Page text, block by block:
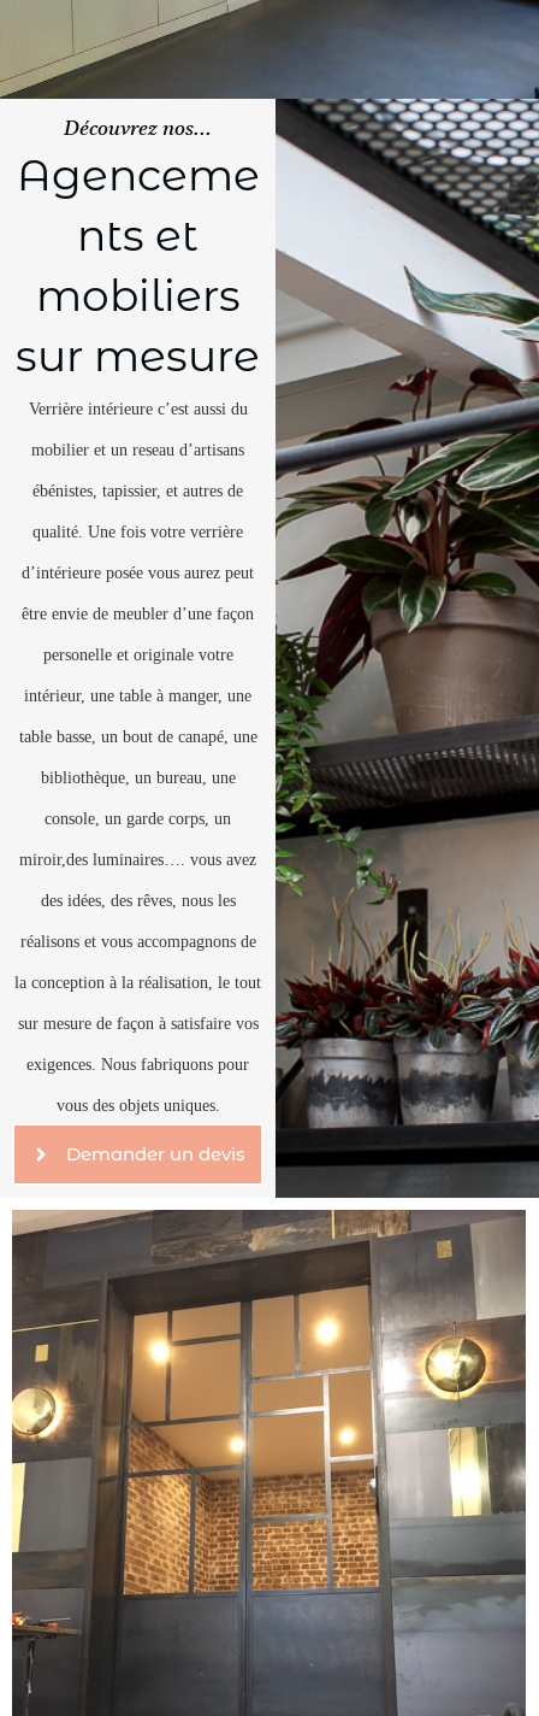
Découvrez nos...
Agenceme
nts et
mobiliers
sur mesure
Verrière intérieure c’est aussi du
mobilier et un reseau d’artisans
ébénistes, tapissier, et autres de
qualité. Une fois votre verrière
d’intérieure posée vous aurez peut
être envie de meubler d’une façon
personelle et originale votre
intérieur, une table à manger, une
table basse, un bout de canapé, une
bibliothèque, un bureau, une
console, un garde corps, un
miroir,des luminaires…. vous avez
des idées, des rêves, nous les
réalisons et vous accompagnons de
la conception à la réalisation, le tout
sur mesure de façon à satisfaire vos
exigences. Nous fabriquons pour
vous des objets uniques.
Demander un devis